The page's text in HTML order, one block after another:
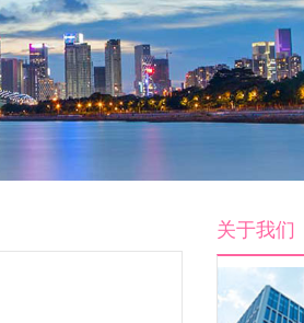
关于我们